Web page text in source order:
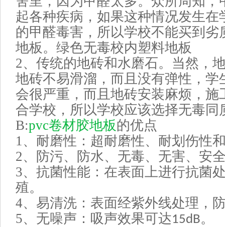
起各种疾病，如果这种情况发生在
的甲醛毒害，所以学校不能买到劣
地板。绿色无毒校内塑料地板
2、传统的地砖和水磨石。当然，
地砖不易滑溜，而且没有弹性，学
会很严重，而且地砖安装麻烦，施
合学校，所以学校应该选择无毒同
B:pvc卷材胶地板的优点
1、耐磨性：超耐磨性、耐划伤性
2、防污、防水、无毒、无害、安
3、抗菌性能：在表面上进行抗菌
殖。
4、易清洗：表面经紫外线处理，
5、无噪声：吸声效果可达15dB。